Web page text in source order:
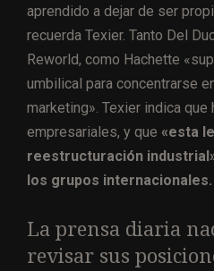
aprendido a dejar de ser
recuerda Texier. Tanto Del
Reworld, como Hachette
umbilical para concentrarse
marketing». Texier indica
empresariales, y que «esta
reestructuración
los grupos internacionales.
La prensa diaria
revisar sus